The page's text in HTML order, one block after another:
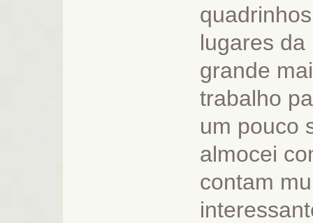
lugares da
grande
trabalho
um pouco
almocei
contam